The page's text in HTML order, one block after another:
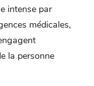
intense par
médicales,
la personne